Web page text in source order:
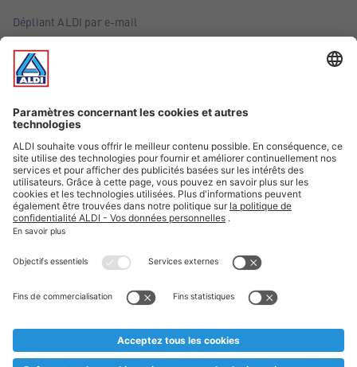
Dépliant ALDI par e-mail
Offres
Infos essentielles
Suivez ALDI Belgique
Textes marqués d'un astérisque et mentions légales
* Nous vendons ces articles temporairement et jusqu'à
au cas où, malgré le planning bien étudié, nous serions
prématurément en rupture de stock. Prix Recupel et TVA incl.
** Sur ce site, l’utilisation de la forme masculine a été adoptée